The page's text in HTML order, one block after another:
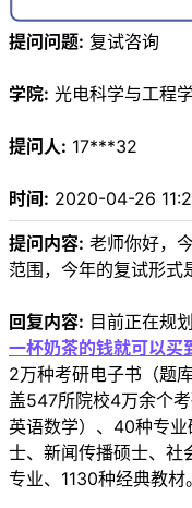
提问问题: 复试咨询
学院: 光电科学与工程
提问人: 17***32
时间: 2020-04-26
提问内容: 老师你好，
范围，今年的复试形式
回复内容: 目前正在规
一杯奶茶的钱就可以买
2万种考研电子书（题
盖547所院校4万余个
英语数学）、40种专
士、新闻传播硕士、社
专业、1130种经典教材。